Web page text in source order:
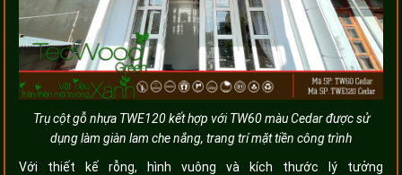
Trụ cột gỗ nhựa TWE120 kết hợp vớiTW60màu Cedar được sử
dụng làm giàn lam che nắng, trang trí mặt tiền công trình
Với thiết kế rỗng, hình vuông và kích thước lý tưởng